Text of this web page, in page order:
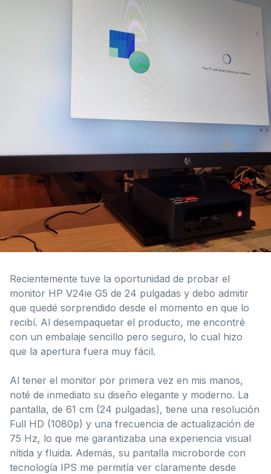
Recientemente tuve la oportunidad de probar el
monitor HP V24ie G5 de 24 pulgadas y debo admitir
que quedé sorprendido desde el momento en que lo
recibí. Al desempaquetar el producto, me encontré
con un embalaje sencillo pero seguro, lo cual hizo
que la apertura fuera muy fácil.
Al tener el monitor por primera vez en mis manos,
noté de inmediato su diseño elegante y moderno. La
pantalla, de 61 cm (24 pulgadas), tiene una resolución
Full HD (1080p) y una frecuencia de actualización de
75 Hz, lo que me garantizaba una experiencia visual
nítida y fluida. Además, su pantalla microborde con
tecnología IPS me permitía ver claramente desde